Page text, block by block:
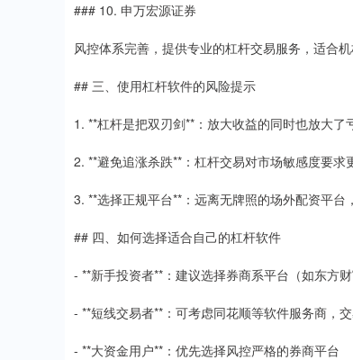
### 10. 申万宏源证券
风控体系完善，提供专业的杠杆交易服务，适合机
## 三、使用杠杆软件的风险提示
1. **杠杆是把双刃剑**：放大收益的同时也放大
2. **避免追涨杀跌**：杠杆交易对市场敏感度要求
3. **选择正规平台**：远离无牌照的场外配资平台
## 四、如何选择适合自己的杠杆软件
- **新手投资者**：建议选择券商系平台（如东方
- **短线交易者**：可考虑同花顺等软件服务商，
- **大资金用户**：优先选择风控严格的券商平台